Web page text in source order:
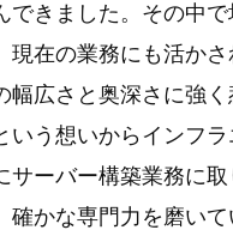
できました。その中
在の業務にも活かさ
広さと奥深さに強
いう想いからインフ
サーバー構築業務に
確かな専門力を磨い